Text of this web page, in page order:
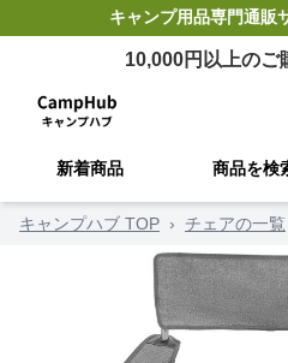
キャンプ用品専門通販
10,000円以上のご
新着商品 商品を検
キャンプハブ TOP › チェアの一覧